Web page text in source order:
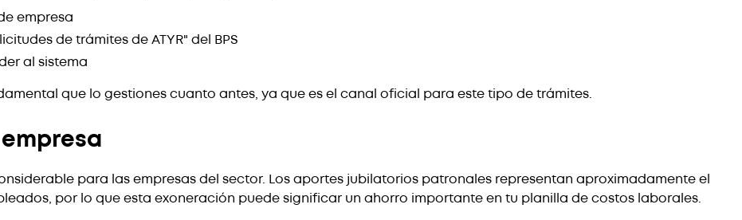
empresa
de trámites de ATYR" del BPS
al sistema
que lo gestiones cuanto antes, ya que es el canal oficial para este tipo de trámites.
para las empresas del sector. Los aportes jubilatorios patronales representan aproximadamente el
por lo que esta exoneración puede significar un ahorro importante en tu planilla de costos laborales.